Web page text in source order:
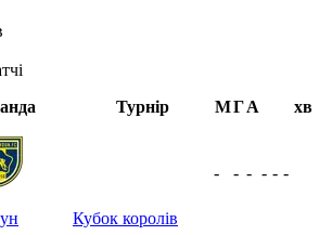
Турнір МГА хв
Кубок королів
- - - - - -